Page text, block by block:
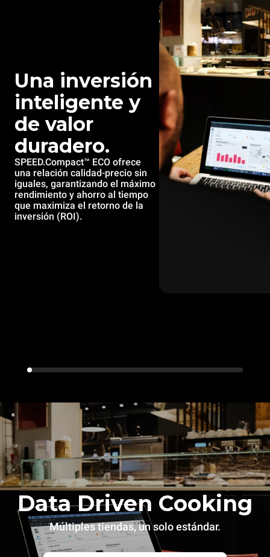
Una inversión
inteligente y
de valor
duradero.
SPEED.Compact™ ECO ofrece
una relación calidad-precio sin
iguales, garantizando el máximo
rendimiento y ahorro al tiempo
que maximiza el retorno de la
inversión (ROI).
Data Driven Cooking
Múltiples tiendas, un solo estándar.